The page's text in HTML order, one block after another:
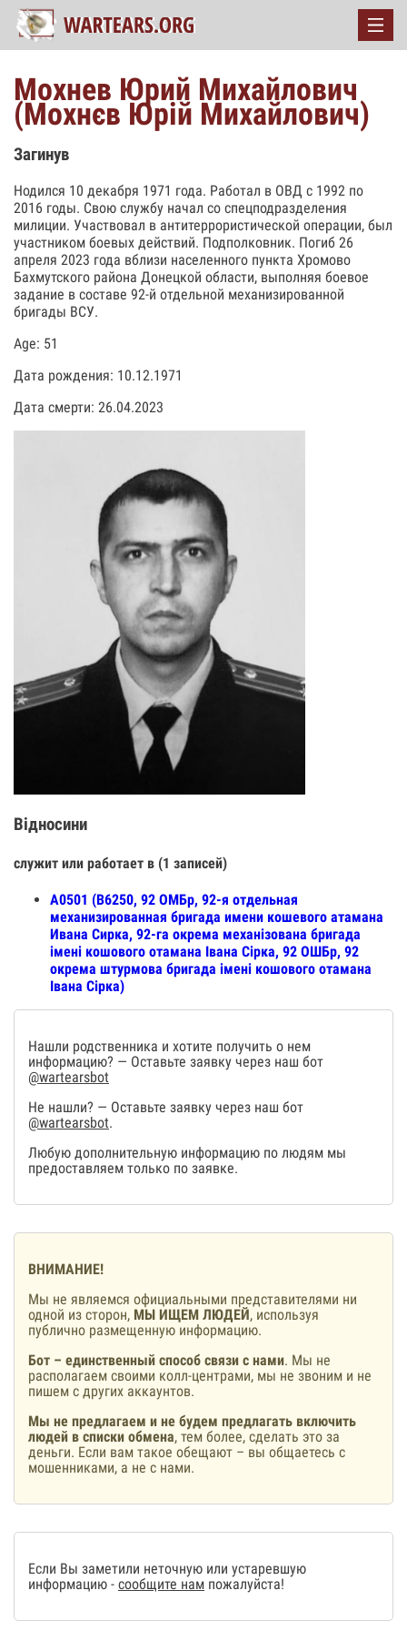
Мохнев Юрий Михайлович
(Мохнєв Юрій Михайлович)
Загинув
Hодился 10 декабря 1971 года. Работал в ОВД с 1992 по
2016 годы. Свою службу начал со спецподразделения
милиции. Участвовал в антитеррористической операции, был
участником боевых действий. Подполковник. Погиб 26
апреля 2023 года вблизи населенного пункта Хромово
Бахмутского района Донецкой области, выполняя боевое
задание в составе 92-й отдельной механизированной
бригады ВСУ.
Age: 51
Дата рождения: 10.12.1971
Дата смерти: 26.04.2023
Відносини
служит или работает в (1 записей)
А0501 (В6250, 92 ОМБр, 92-я отдельная
механизированная бригада имени кошевого атамана
Ивана Сирка, 92-га окрема механізована бригада
імені кошового отамана Івана Сірка, 92 ОШБр, 92
окрема штурмова бригада імені кошового отамана
Івана Сірка)
Нашли родственника и хотите получить о нем
информацию? — Оставьте заявку через наш бот
@wartearsbot
Не нашли? — Оставьте заявку через наш бот
@wartearsbot.
Любую дополнительную информацию по людям мы
предоставляем только по заявке.
ВНИМАНИЕ!
Мы не являемся официальными представителями ни
одной из сторон, МЫ ИЩЕМ ЛЮДЕЙ, используя
публично размещенную информацию.
Бот – единственный способ связи с нами. Мы не
располагаем своими колл-центрами, мы не звоним и не
пишем с других аккаунтов.
Мы не предлагаем и не будем предлагать включить
людей в списки обмена, тем более, сделать это за
деньги. Если вам такое обещают – вы общаетесь с
мошенниками, а не с нами.
Если Вы заметили неточную или устаревшую
информацию - сообщите нам пожалуйста!